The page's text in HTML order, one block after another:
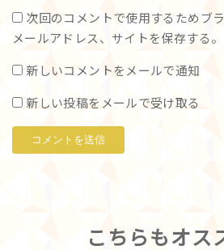
次回のコメントで使用するためブ
メールアドレス、サイトを保存する。
新しいコメントをメールで通知
新しい投稿をメールで受け取る
こちらもオス